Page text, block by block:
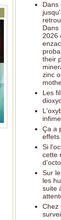
Dans
Dans
2026
their
zinc
Les
Ça a
effets
Si
cette
Sur
les
suite
Chez